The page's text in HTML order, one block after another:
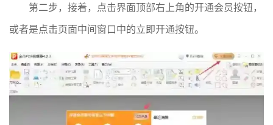
第二步，接着，点击界面顶部右上角的开通会员按钮，
或者是点击页面中间窗口中的立即开通按钮。